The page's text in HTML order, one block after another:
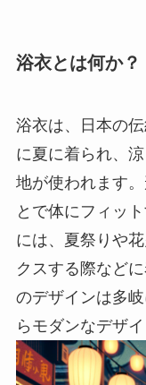
浴衣とは何か？
浴衣は、日本の
に夏に着られ、
地が使われます
とで体にフィッ
には、夏祭りや
クスする際など
のデザインは多
らモダンなデザ